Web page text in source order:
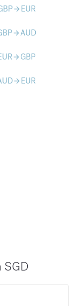
arrow_forward EUR
arrow_forwardAUD
arrow_forward GBP
arrow_forward EUR
SGD